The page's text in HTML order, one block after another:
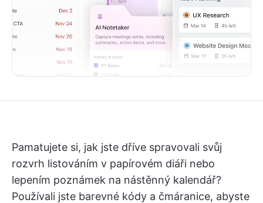
Pamatujete si, jak jste dříve spravovali svůj
rozvrh listováním v papírovém diáři nebo
lepením poznámek na nástěnný kalendář?
Používali jste barevné kódy a čmáranice, abyste